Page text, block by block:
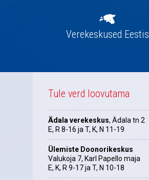
Verekeskused Eestis
Tule verd loovutama
Ädala verekeskus, Ädala tn 2
E, R 8-16 ja T, K, N 11-19
Ülemiste Doonorikeskus
Valukoja 7, Karl Papello maja
E, K, R 9-17 ja T, N 10-18